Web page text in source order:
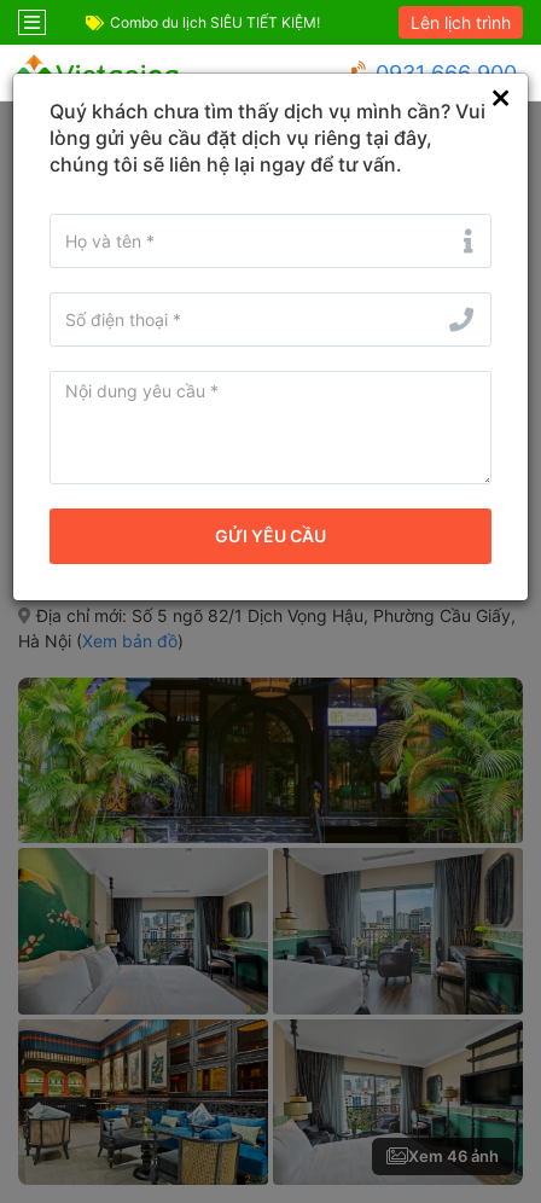
Combo Phú Quốc Giá Cực Sốc Combo du lịch
Lên lịch trình
0931 666 900
Trang chủ Hà Nội Cầu Giấy
Tìm khách sạn ở gần đây
Khách sạn 22Land Heritage
Hà Nội
Địa chỉ cũ:Số 5 ngõ 82/1 Dịch Vọng Hậu, Phường Dịch Vọng
Địa chỉ mới: Số 5 ngõ 82/1 Dịch Vọng Hậu, Phường Cầu Giấy,
Hà Nội (Xem bản đồ)
Xem 46 ảnh
Quý khách chưa tìm thấy dịch vụ mình cần? Vui
lòng gửi yêu cầu đặt dịch vụ riêng tại đây,
chúng tôi sẽ liên hệ lại ngay để tư vấn.